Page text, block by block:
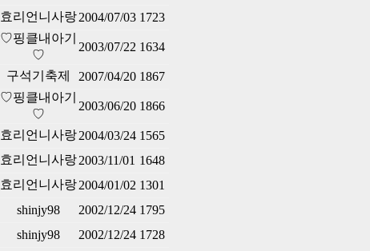
효리언니사랑 2004/07/03 1723
♡핑클내아기
♡
2003/07/22 1634
구석기축제 2007/04/20 1867
♡핑클내아기
♡
2003/06/20 1866
효리언니사랑 2004/03/24 1565
효리언니사랑 2003/11/01 1648
효리언니사랑 2004/01/02 1301
shinjy98 2002/12/24 1795
shinjy98 2002/12/24 1728